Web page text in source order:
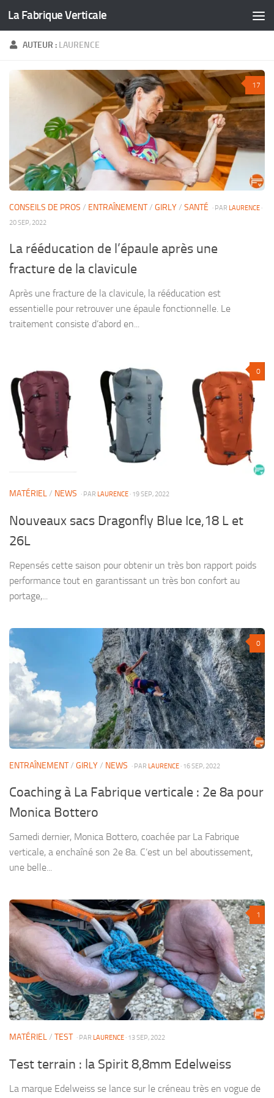
Skip to content
La Fabrique Verticale
AUTEUR : LAURENCE
17
CONSEILS DE PROS / ENTRAÎNEMENT/ GIRLY/ SANTÉ · PAR LAURENCE ·
20 SEP, 2022
La rééducation de l’épaule après une
fracture de la clavicule
Après une fracture de la clavicule, la rééducation est
essentielle pour retrouver une épaule fonctionnelle. Le
traitement consiste d’abord en...
0
MATÉRIEL/ NEWS · PAR LAURENCE · 19 SEP, 2022
Nouveaux sacs Dragonfly Blue Ice,18 L et
26L
Repensés cette saison pour obtenir un très bon rapport poids
performance tout en garantissant un très bon confort au
portage,...
0
ENTRAÎNEMENT/ GIRLY/ NEWS · PAR LAURENCE · 16 SEP, 2022
Coaching à La Fabrique verticale : 2e 8a pour
Monica Bottero
Samedi dernier, Monica Bottero, coachée par La Fabrique
verticale, a enchaîné son 2e 8a. C’est un bel aboutissement,
une belle...
1
MATÉRIEL/ TEST · PAR LAURENCE · 13 SEP, 2022
Test terrain : la Spirit 8,8mm Edelweiss
La marque Edelweiss se lance sur le créneau très en vogue de